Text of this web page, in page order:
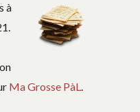
à
Ma Grosse PàL.